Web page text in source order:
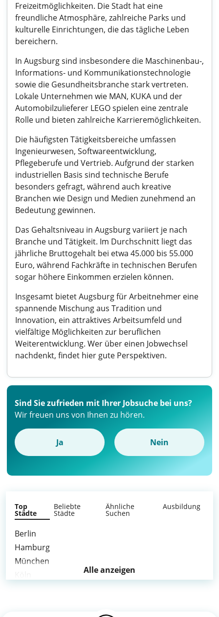
Freizeitmöglichkeiten. Die Stadt hat eine
freundliche Atmosphäre, zahlreiche Parks und
kulturelle Einrichtungen, die das tägliche Leben
bereichern.
In Augsburg sind insbesondere die Maschinenbau-,
Informations- und Kommunikationstechnologie
sowie die Gesundheitsbranche stark vertreten.
Lokale Unternehmen wie MAN, KUKA und der
Automobilzulieferer LEGO spielen eine zentrale
Rolle und bieten zahlreiche Karrieremöglichkeiten.
Die häufigsten Tätigkeitsbereiche umfassen
Ingenieurwesen, Softwareentwicklung,
Pflegeberufe und Vertrieb. Aufgrund der starken
industriellen Basis sind technische Berufe
besonders gefragt, während auch kreative
Branchen wie Design und Medien zunehmend an
Bedeutung gewinnen.
Das Gehaltsniveau in Augsburg variiert je nach
Branche und Tätigkeit. Im Durchschnitt liegt das
jährliche Bruttogehalt bei etwa 45.000 bis 55.000
Euro, während Fachkräfte in technischen Berufen
sogar höhere Einkommen erzielen können.
Insgesamt bietet Augsburg für Arbeitnehmer eine
spannende Mischung aus Tradition und
Innovation, ein attraktives Arbeitsumfeld und
vielfältige Möglichkeiten zur beruflichen
Weiterentwicklung. Wer über einen Jobwechsel
nachdenkt, findet hier gute Perspektiven.
Sind Sie zufrieden mit Ihrer Jobsuche bei uns?
Wir freuen uns von Ihnen zu hören.
Ja Nein
Top
Städte
Beliebte
Städte
Ähnliche
Suchen
Ausbildung
Berlin
Hamburg
München
Alle anzeigen